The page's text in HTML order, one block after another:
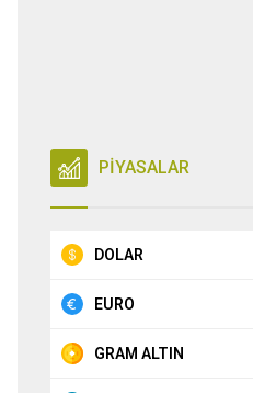
PİYASALAR
DOLAR
EURO
GRAM ALTIN